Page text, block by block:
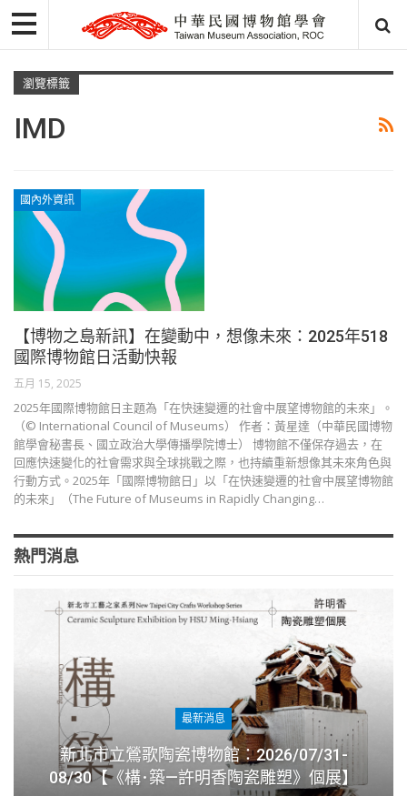
瀏覽標籤
IMD
國內外資訊
【博物之島新訊】在變動中，想像未來：2025年518
國際博物館日活動快報
五月 15, 2025
2025年國際博物館日主題為「在快速變遷的社會中展望博物館的未來」。
（© International Council of Museums） 作者：黃星達（中華民國博物
館學會秘書長、國立政治大學傳播學院博士） 博物館不僅保存過去，在
回應快速變化的社會需求與全球挑戰之際，也持續重新想像其未來角色與
行動方式。2025年「國際博物館日」以「在快速變遷的社會中展望博物館
的未來」（The Future of Museums in Rapidly Changing…
熱門消息
最新消息
新北市立鶯歌陶瓷博物館：2026/07/31-
08/30【《構･築—許明香陶瓷雕塑》個展】